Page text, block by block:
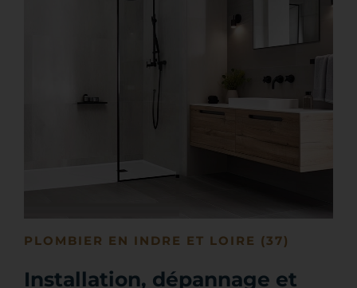
PLOMBIER EN INDRE ET LOIRE (37)
Installation, dépannage et